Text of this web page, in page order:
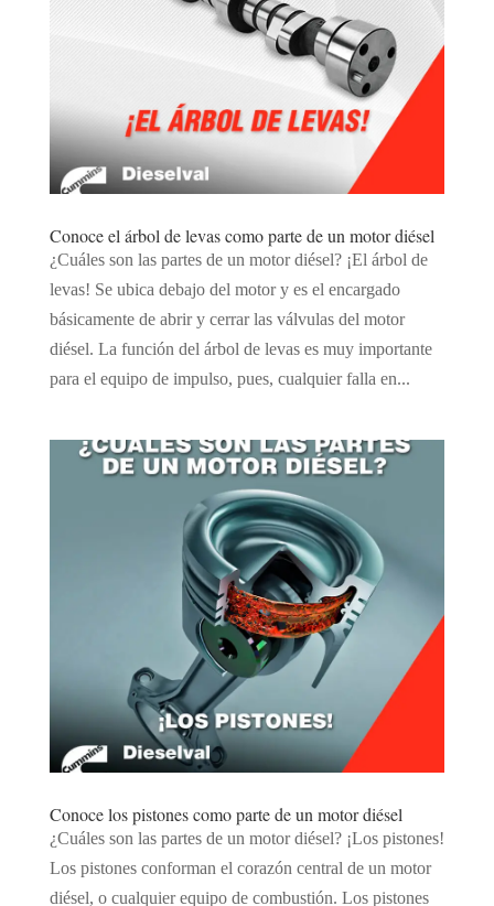
Conoce el árbol de levas como parte de un motor diésel
¿Cuáles son las partes de un motor diésel? ¡El árbol de
levas! Se ubica debajo del motor y es el encargado
básicamente de abrir y cerrar las válvulas del motor
diésel. La función del árbol de levas es muy importante
para el equipo de impulso, pues, cualquier falla en...
Conoce los pistones como parte de un motor diésel
¿Cuáles son las partes de un motor diésel? ¡Los pistones!
Los pistones conforman el corazón central de un motor
diésel, o cualquier equipo de combustión. Los pistones